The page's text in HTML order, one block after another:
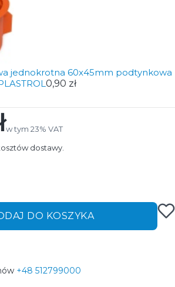
jednokrotna 60x45mm podtynkowa
0,90 zł
w tym 23% VAT
w tym 23% VAT
dostawy.
DO KOSZYKA
+48 512799000